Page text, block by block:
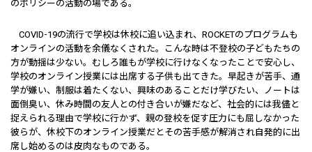
のポリシーの活動の場である。
COVID-19の流行で学校は休校に追い込まれ、ROCKETのプログラムも
オンラインの活動を余儀なくされた。こんな時は不登校の子どもたちの
方が動揺は少ない。むしろ誰もが学校に行けなくなったことで安心し、
学校のオンライン授業には出席する子供も出てきた。早起きが苦手、通
学が嫌い、制服は着たくない、興味のあることだけ学びたい、ノートは
面倒臭い、休み時間の友人との付き合いが嫌だなど、社会的には我儘と
捉えられる理由で学校に行かず、親の登校を促す圧力にも屈しなかった
彼らが、休校下のオンライン授業だとその苦手感が解消され自発的に出
席し始めるのは皮肉なものである。